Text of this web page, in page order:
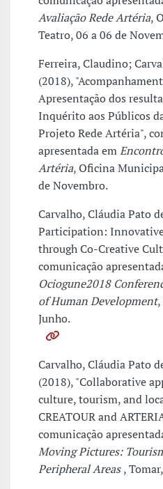
Avaliação Rede Artéria,
Teatro, 06 a 06 de
Ferreira, Claudino;
(2018),
Apresentação dos
Inquérito aos Públicos
Projeto Rede Artéria",
apresentada em
Artéria, Oficina
de Novembro.
Carvalho, Cláudia Pato
Participation:
through Co-Creative
comunicação
Ociogune2018
of Human Development,
Junho.
Carvalho, Cláudia Pato
(2018), "Collaborative
culture, tourism, and
CREATOUR and
comunicação
Moving Pictures:
Peripheral Areas,